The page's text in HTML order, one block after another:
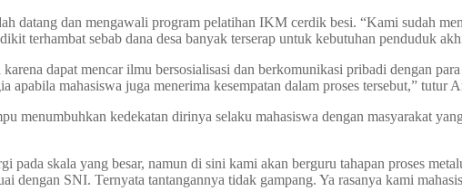
datang dan mengawali program pelatihan IKM cerdik besi. “Kami sudah
terhambat sebab dana desa banyak terserap untuk kebutuhan penduduk
dapat mencar ilmu bersosialisasi dan berkomunikasi pribadi dengan
mahasiswa juga menerima kesempatan dalam proses tersebut,” tutur
menumbuhkan kedekatan dirinya selaku mahasiswa dengan masyarakat
skala yang besar, namun di sini kami akan berguru tahapan proses
dengan SNI. Ternyata tantangannya tidak gampang. Ya rasanya kami